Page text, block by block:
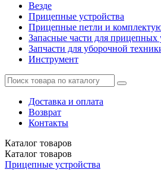
Везде
Прицепные устройства
Прицепные петли и
Запасные части для прицепных
Запчасти для уборочной
Инструмент
Доставка и оплата
Возврат
Контакты
Каталог товаров
Каталог товаров
Прицепные устройства